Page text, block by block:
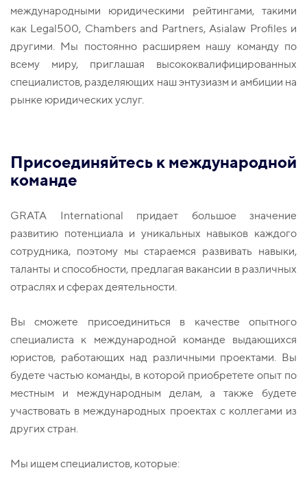
международными юридическими рейтингами, такими
как Legal500, Chambers and Partners, Asialaw Profiles и
другими. Мы постоянно расширяем нашу команду по
всему миру, приглашая высококвалифицированных
специалистов, разделяющих наш энтузиазм и амбиции на
рынке юридических услуг.
Присоединяйтесь к международной
команде
GRATA International придает большое значение
развитию потенциала и уникальных навыков каждого
сотрудника, поэтому мы стараемся развивать навыки,
таланты и способности, предлагая вакансии в различных
отраслях и сферах деятельности.
Вы сможете присоединиться в качестве опытного
специалиста к международной команде выдающихся
юристов, работающих над различными проектами. Вы
будете частью команды, в которой приобретете опыт по
местным и международным делам, а также будете
участвовать в международных проектах с коллегами из
других стран.
Мы ищем специалистов, которые: